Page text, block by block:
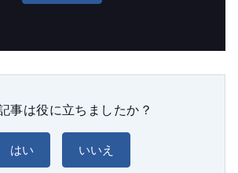
事は役に立ちましたか？
はい いいえ